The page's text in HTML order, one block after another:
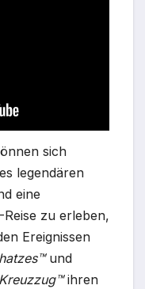
sich
legendären
eine
zu erleben,
Ereignissen
und
ihren